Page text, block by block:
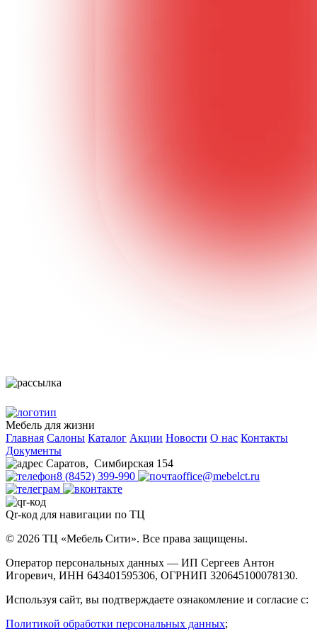
Мебель для жизни
Главная Салоны Каталог Акции Новости О нас Контакты
Документы
Саратов, Симбирская 154
8 (8452) 399-990
office@mebelct.ru
Qr-код для навигации по ТЦ
© 2026 ТЦ «Мебель Сити». Все права защищены.
Оператор персональных данных — ИП Сергеев Антон
Игоревич, ИНН 643401595306, ОГРНИП 320645100078130.
Используя сайт, вы подтверждаете ознакомление и согласие с:
Политикой обработки персональных данных;